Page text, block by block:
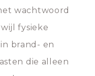
wachtwoord
fysieke
brand- en
die alleen